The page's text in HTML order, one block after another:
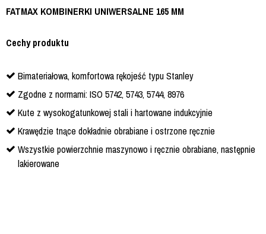
FATMAX KOMBINERKI UNIWERSALNE 165 MM
Cechy produktu
Bimateriałowa, komfortowa rękojeść typu Stanley
Zgodne z normami: ISO 5742, 5743, 5744, 8976
Kute z wysokogatunkowej stali i hartowane indukcyjnie
Krawędzie tnące dokładnie obrabiane i ostrzone ręcznie
Wszystkie powierzchnie maszynowo i ręcznie obrabiane, następnie
lakierowane